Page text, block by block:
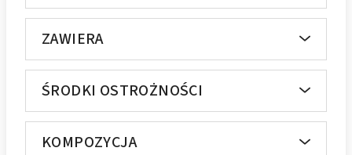
ZAWIERA
ŚRODKI OSTROŻNOŚCI
KOMPOZYCJA